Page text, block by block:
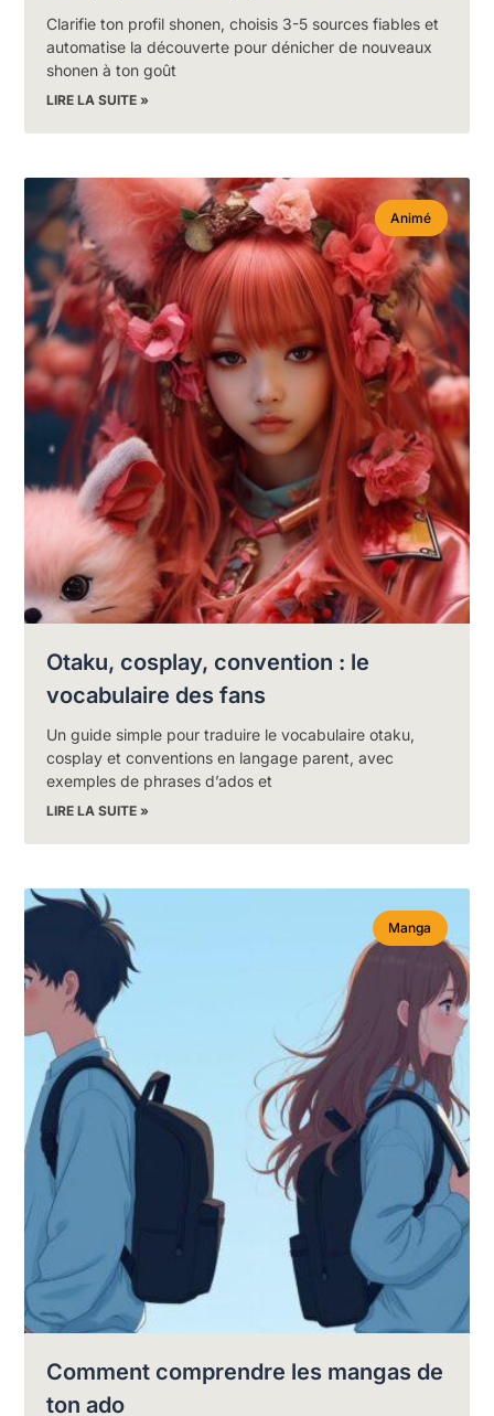
Clarifie ton profil shonen, choisis 3-5 sources fiables et
automatise la découverte pour dénicher de nouveaux
shonen à ton goût
LIRE LA SUITE »
Animé
Otaku, cosplay, convention : le
vocabulaire des fans
Un guide simple pour traduire le vocabulaire otaku,
cosplay et conventions en langage parent, avec
exemples de phrases d’ados et
LIRE LA SUITE »
Manga
Comment comprendre les mangas de
ton ado